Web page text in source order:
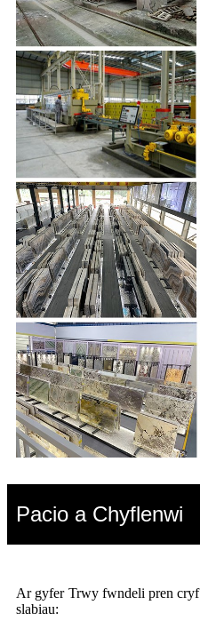
Pacio a Chyflenwi
Ar gyfer
slabiau:
Trwy fwndeli pren cryf